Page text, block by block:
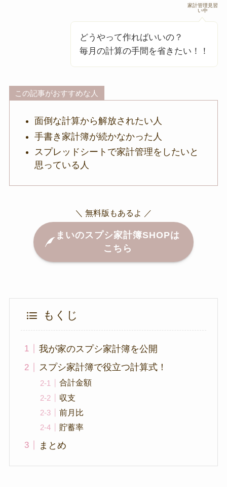
家計管理見習
い中
どうやって作ればいいの？
毎月の計算の手間を省きたい！！
この記事がおすすめな人
面倒な計算から解放されたい人
手書き家計簿が続かなかった人
スプレッドシートで家計管理をしたいと
思っている人
＼ 無料版もあるよ ／
まいのスプシ家計簿SHOPは
こちら
もくじ
我が家のスプシ家計簿を公開
スプシ家計簿で役立つ計算式！
合計金額
収支
前月比
貯蓄率
まとめ